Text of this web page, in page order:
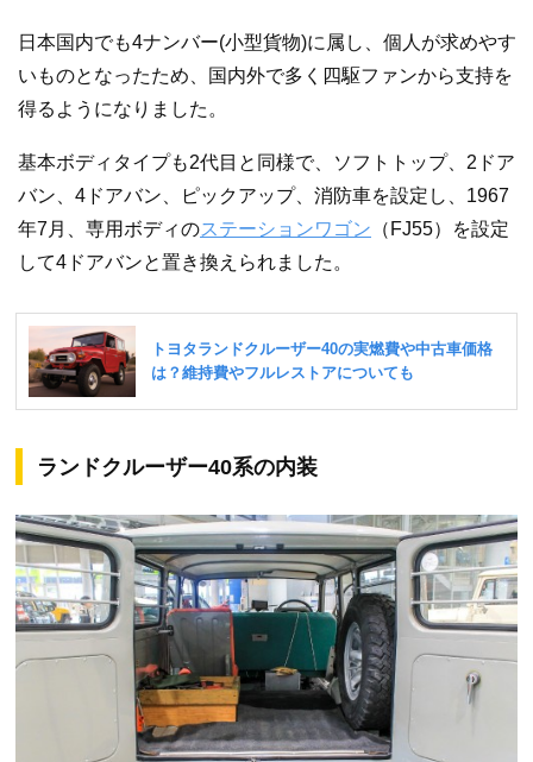
日本国内でも4ナンバー(小型貨物)に属し、個人が求めやす
いものとなったため、国内外で多く四駆ファンから支持を
得るようになりました。
基本ボディタイプも2代目と同様で、ソフトトップ、2ドア
バン、4ドアバン、ピックアップ、消防車を設定し、1967
年7月、専用ボディのステーションワゴン （FJ55）を設定
して4ドアバンと置き換えられました。
ランドクルーザー40系の内装